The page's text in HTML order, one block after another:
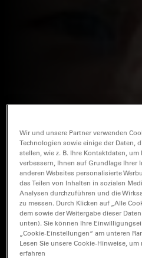
Wir und unsere Partner verwenden
Technologien sowie einige der Daten,
stellen, wie z. B. Ihre Kontaktdaten,
verbessern, Ihnen auf Grundlage Ihrer
anderen Websites personalisierte
das Teilen von Inhalten in sozialen
Analysen durchzuführen und die
zu messen. Durch Klicken auf „Alle
dem sowie der Weitergabe dieser
unten). Sie können Ihre
„Cookie-Einstellungen“ am unteren
Lesen Sie unsere Cookie-Hinweise,
erfahren